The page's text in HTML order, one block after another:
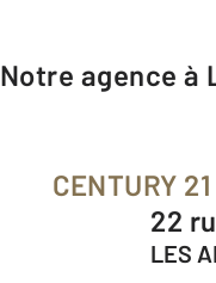
Notre agence à
CENTURY
22
LES